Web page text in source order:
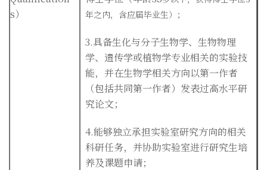
s）
年之内，含应届毕业生）；
3.具备生化与分子生物学、生物物理
学、遗传学或植物学专业相关的实验技
能，并在生物学相关方向以第一作者
（包括共同第一作者）发表过高水平研
究论文；
4.能够独立承担实验室研究方向的相关
科研任务，并协助实验室进行研究生培
养及课题申请；